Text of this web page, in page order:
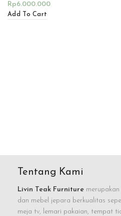
Rp6.000.000
Add To Cart
Tentang Kami
Livin Teak Furniture
dan mebel jepara berkualitas
meja tv, lemari pakaian, tempat